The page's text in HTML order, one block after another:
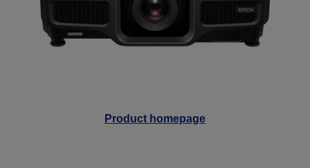
Product homepage